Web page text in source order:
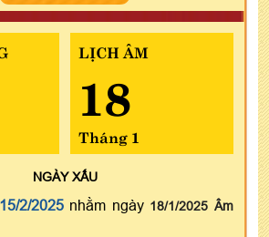
LỊCH ÂM
18
Tháng 1
NGÀYXẤU
2/2025nhằm ngày 18/1/2025 Âm